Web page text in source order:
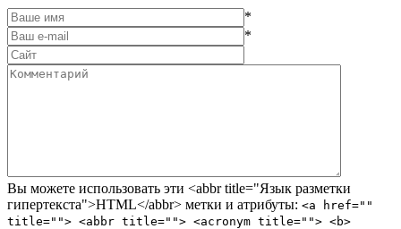
*
*
Вы можете использовать эти <abbr title="Язык разметки
гипертекста">HTML</abbr> метки и атрибуты: <a href=""
title=""> <abbr title=""> <acronym title=""> <b>